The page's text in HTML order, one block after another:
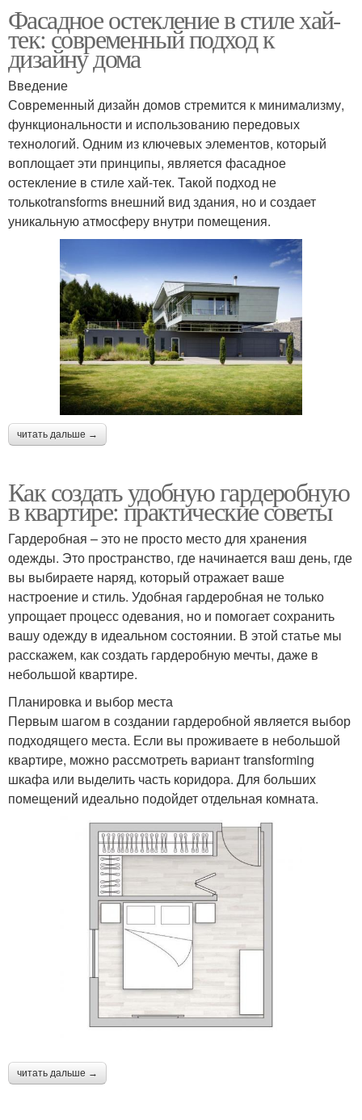
Фасадное остекление в стиле хай-
тек: современный подход к
дизайну дома
Введение
Современный дизайн домов стремится к минимализму,
функциональности и использованию передовых
технологий. Одним из ключевых элементов, который
воплощает эти принципы, является фасадное
остекление в стиле хай-тек. Такой подход не
толькоtransforms внешний вид здания, но и создает
уникальную атмосферу внутри помещения.
читать дальше →
Как создать удобную гардеробную
в квартире: практические советы
Гардеробная – это не просто место для хранения
одежды. Это пространство, где начинается ваш день, где
вы выбираете наряд, который отражает ваше
настроение и стиль. Удобная гардеробная не только
упрощает процесс одевания, но и помогает сохранить
вашу одежду в идеальном состоянии. В этой статье мы
расскажем, как создать гардеробную мечты, даже в
небольшой квартире.
Планировка и выбор места
Первым шагом в создании гардеробной является выбор
подходящего места. Если вы проживаете в небольшой
квартире, можно рассмотреть вариант transforming
шкафа или выделить часть коридора. Для больших
помещений идеально подойдет отдельная комната.
читать дальше →